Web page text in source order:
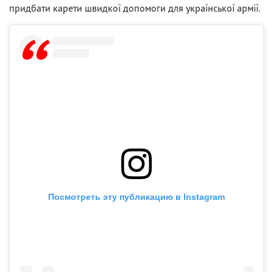
придбати карети швидкої допомоги для української армії.
Посмотреть эту публикацию в Instagram